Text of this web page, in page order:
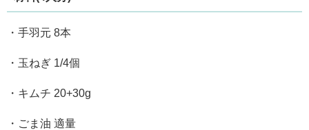
・手羽元 8本
・玉ねぎ 1/4個
・キムチ 20+30g
・ごま油 適量